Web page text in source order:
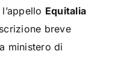
Equitalia
breve
ministero di